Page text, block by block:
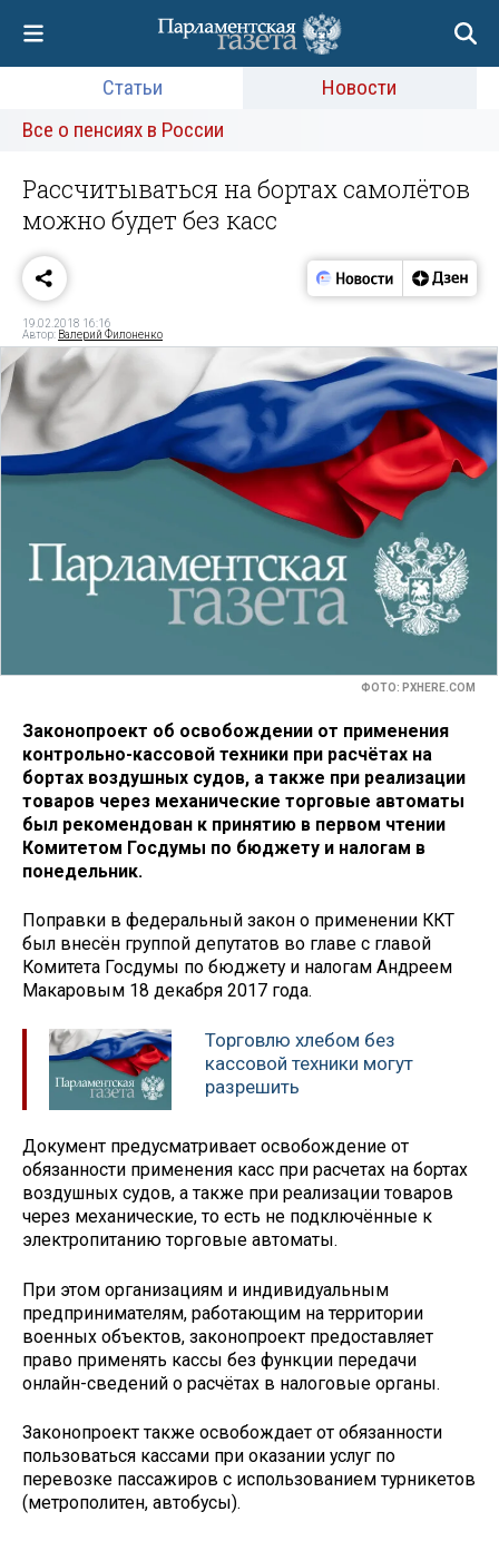
Статьи
Новости
Все о пенсиях в России
Рассчитываться на бортах самолётов
можно будет без касс
19.02.2018 16:16
Автор: Валерий Филоненко
ФОТО: PXHERE.COM
Законопроект об освобождении от применения
контрольно-кассовой техники при расчётах на
бортах воздушных судов, а также при реализации
товаров через механические торговые автоматы
был рекомендован к принятию в первом чтении
Комитетом Госдумы по бюджету и налогам в
понедельник.
Поправки в федеральный закон о применении ККТ
был внесён группой депутатов во главе с главой
Комитета Госдумы по бюджету и налогам Андреем
Макаровым 18 декабря 2017 года.
Торговлю хлебом без
кассовой техники могут
разрешить
Документ предусматривает освобождение от
обязанности применения касс при расчетах на бортах
воздушных судов, а также при реализации товаров
через механические, то есть не подключённые к
электропитанию торговые автоматы.
При этом организациям и индивидуальным
предпринимателям, работающим на территории
военных объектов, законопроект предоставляет
право применять кассы без функции передачи
онлайн-сведений о расчётах в налоговые органы.
Законопроект также освобождает от обязанности
пользоваться кассами при оказании услуг по
перевозке пассажиров с использованием турникетов
(метрополитен, автобусы).